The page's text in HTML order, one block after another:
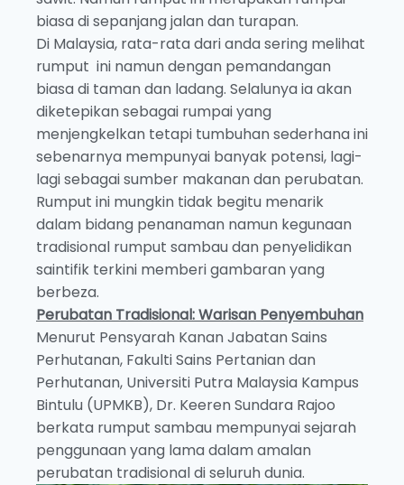
biasa di sepanjang jalan dan turapan.
Di Malaysia, rata-rata dari anda sering melihat
rumput ini namun dengan pemandangan
biasa di taman dan ladang. Selalunya ia akan
diketepikan sebagai rumpai yang
menjengkelkan tetapi tumbuhan sederhana ini
sebenarnya mempunyai banyak potensi, lagi-
lagi sebagai sumber makanan dan perubatan.
Rumput ini mungkin tidak begitu menarik
dalam bidang penanaman namun kegunaan
tradisional rumput sambau dan penyelidikan
saintifik terkini memberi gambaran yang
berbeza.
Perubatan Tradisional: Warisan Penyembuhan
Menurut Pensyarah Kanan Jabatan Sains
Perhutanan, Fakulti Sains Pertanian dan
Perhutanan, Universiti Putra Malaysia Kampus
Bintulu (UPMKB), Dr. Keeren Sundara Rajoo
berkata rumput sambau mempunyai sejarah
penggunaan yang lama dalam amalan
perubatan tradisional di seluruh dunia.